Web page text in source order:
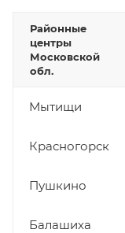
Районные
центры
Московской
обл.
Мытищи
Красногорск
Пушкино
Балашиха